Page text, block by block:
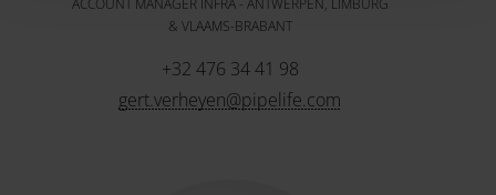
& VLAAMS-BRABANT
+32 476 34 41 98
gert.verheyen@pipelife.com